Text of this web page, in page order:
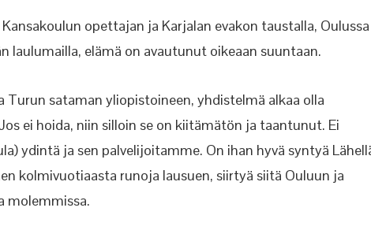
opettajan ja Karjalan evakon taustalla, Oulussa
laulumailla, elämä on avautunut oikeaan suuntaan.
sataman yliopistoineen, yhdistelmä alkaa olla
ei hoida, niin silloin se on kiitämätön ja taantunut. Ei
ydintä ja sen palvelijoitamme. On ihan hyvä syntyä
kolmivuotiaasta runoja lausuen, siirtyä siitä Ouluun ja
molemmissa.